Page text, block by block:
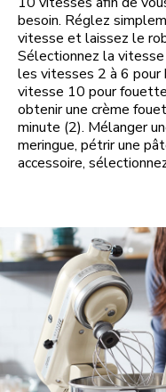
besoin. Réglez
vitesse et laissez le
Sélectionnez la
les vitesses 2 à 6
vitesse 10 pour
obtenir une crème
minute (2). Mélanger
meringue, pétrir une
accessoire,